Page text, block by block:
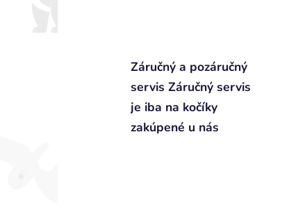
Záručný a pozáručný
servis Záručný servis
je iba na kočíky
zakúpené u nás